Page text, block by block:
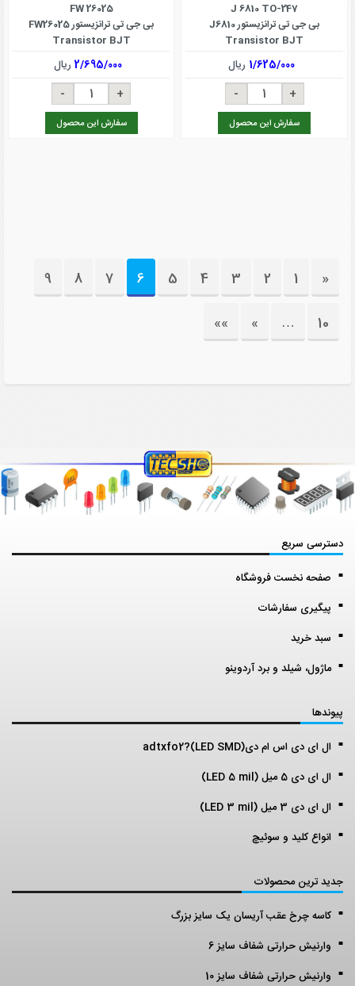
J 6810 TO-247
بی جی تی ترانزیستور J6810
Transistor BJT
1/625/000 ریال
سفارش این محصول
FW 26025
بی جی تی ترانزیستور FW26025
Transistor BJT
2/695/000ریال
سفارش این محصول
«
1
2
3
4
5
6
7
8
9
10
…
»
»»
دسترسی سریع
صفحه نخست فروشگاه
پیگیری سفارشات
سبد خرید
ماژول، شیلد و برد آردوینو
پیوندها
ال ای دی اس ام دی(LED SMD)?adtxfo2
ال ای دی 5 میل (LED 5 mil)
ال ای دی 3 میل (LED 3 mil)
انواع کلید و سوئیچ
جدید ترین محصولات
کاسه چرخ عقب آریسان یک سایز بزرگ
وارنیش حرارتی شفاف سایز 6
وارنیش حرارتی شفاف سایز 10